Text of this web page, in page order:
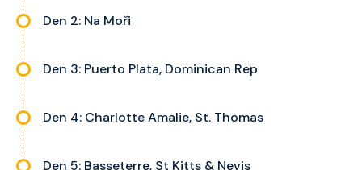
Den 2: Na Moři
Den 3: Puerto Plata, Dominican Rep
Den 4: Charlotte Amalie, St. Thomas
Den 5: Basseterre, St Kitts & Nevis